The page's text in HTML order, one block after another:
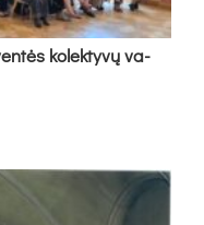
ko­lek­ty­vų va­